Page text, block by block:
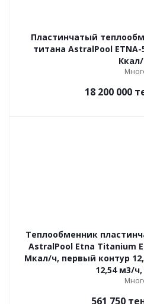
Пластинчатый
титана AstralPool
18 200 000
Теплообменник
AstralPool Etna Titanium
Мкал/ч, первый контур
12,54 м3/
561 750